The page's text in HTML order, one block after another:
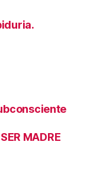
MADRE